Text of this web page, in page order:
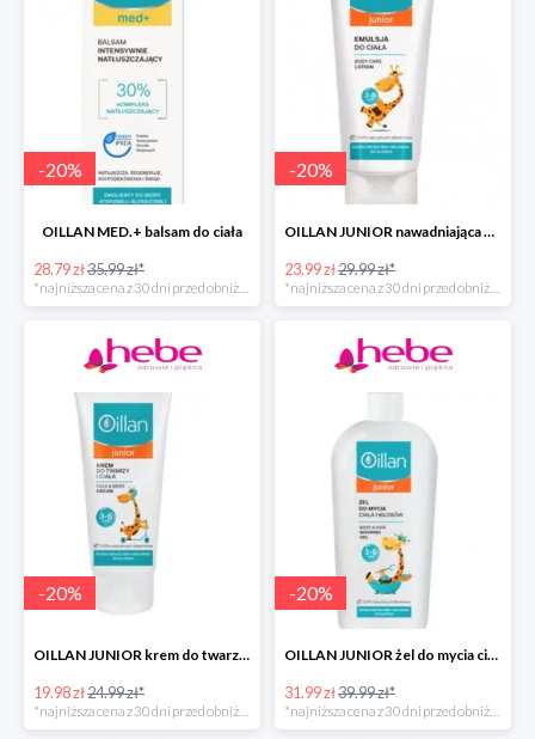
-20%
OILLAN MED.+ balsam do ciała
28.79 zł35.99 zł*
-20%
OILLAN JUNIOR nawadniająca emulsja do ciała, 200 ml
23.99 zł29.99 zł*
-20%
OILLAN JUNIOR krem do twarzy i ciała, 75 ml
19.98 zł24.99 zł*
-20%
OILLAN JUNIOR żel do mycia ciała i włosów, 400 ml
31.99 zł39.99 zł*